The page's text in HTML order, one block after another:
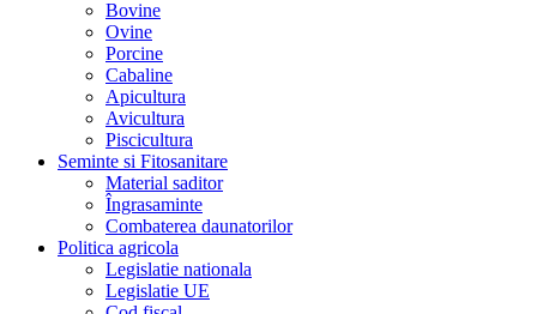
Bovine
Ovine
Porcine
Cabaline
Apicultura
Avicultura
Piscicultura
Seminte si Fitosanitare
Material saditor
Îngrasaminte
Combaterea daunatorilor
Politica agricola
Legislatie nationala
Legislatie UE